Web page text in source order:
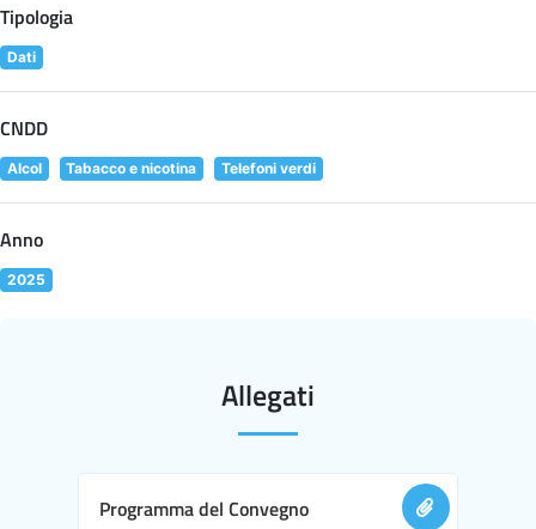
Tipologia
Dati
CNDD
Alcol Tabacco e nicotina Telefoni verdi
Anno
2025
Allegati
Programma del Convegno